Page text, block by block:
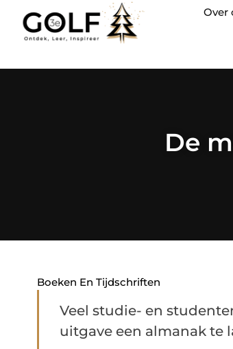
Over
De
Boeken En Tijdschriften
Veel studie- en
uitgave een almanak te